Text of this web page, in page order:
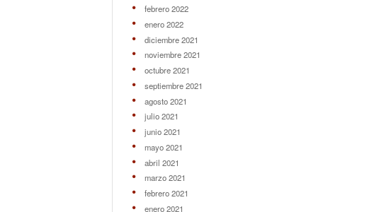
febrero 2022
enero 2022
diciembre 2021
noviembre 2021
octubre 2021
septiembre 2021
agosto 2021
julio 2021
junio 2021
mayo 2021
abril 2021
marzo 2021
febrero 2021
enero 2021